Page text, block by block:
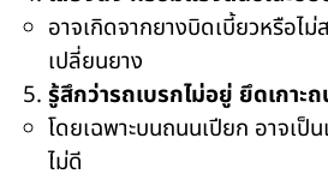
อาจเกิดจากยางบิดเบี้ยวหรือไ
เปลี่ยนยาง
รู้สึกว่ารถเบรกไม่อยู่ ยึดเกาะ
โดยเฉพาะบนถนนเปียก อาจเป็
ไม่ดี